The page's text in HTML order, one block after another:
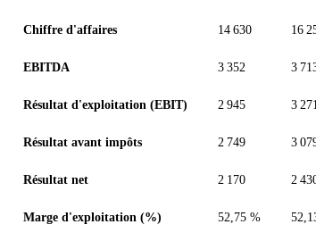
Chiffre d'affaires 14 630 16
EBITDA 3 352 3
Résultat d'exploitation (EBIT) 2 945 3 271
Résultat avant impôts 2 749 3
Résultat net 2 170 2
Marge d'exploitation (%) 52,75 %